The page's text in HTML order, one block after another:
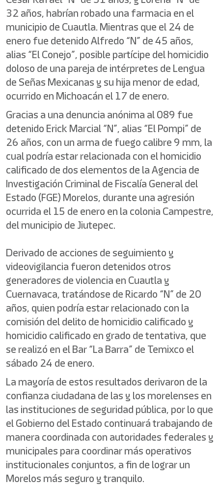
32 años, habrían robado una farmacia en el
municipio de Cuautla. Mientras que el 24 de
enero fue detenido Alfredo “N” de 45 años,
alias “El Conejo”, posible partícipe del homicidio
doloso de una pareja de intérpretes de Lengua
de Señas Mexicanas y su hija menor de edad,
ocurrido en Michoacán el 17 de enero.
Gracias a una denuncia anónima al 089 fue
detenido Erick Marcial “N”, alias “El Pompi” de
26 años, con un arma de fuego calibre 9 mm, la
cual podría estar relacionada con el homicidio
calificado de dos elementos de la Agencia de
Investigación Criminal de Fiscalía General del
Estado (FGE) Morelos, durante una agresión
ocurrida el 15 de enero en la colonia Campestre,
del municipio de Jiutepec.
Derivado de acciones de seguimiento y
videovigilancia fueron detenidos otros
generadores de violencia en Cuautla y
Cuernavaca, tratándose de Ricardo “N” de 20
años, quien podría estar relacionado con la
comisión del delito de homicidio calificado y
homicidio calificado en grado de tentativa, que
se realizó en el Bar “La Barra” de Temixco el
sábado 24 de enero.
La mayoría de estos resultados derivaron de la
confianza ciudadana de las y los morelenses en
las instituciones de seguridad pública, por lo que
el Gobierno del Estado continuará trabajando de
manera coordinada con autoridades federales y
municipales para coordinar más operativos
institucionales conjuntos, a fin de lograr un
Morelos más seguro y tranquilo.